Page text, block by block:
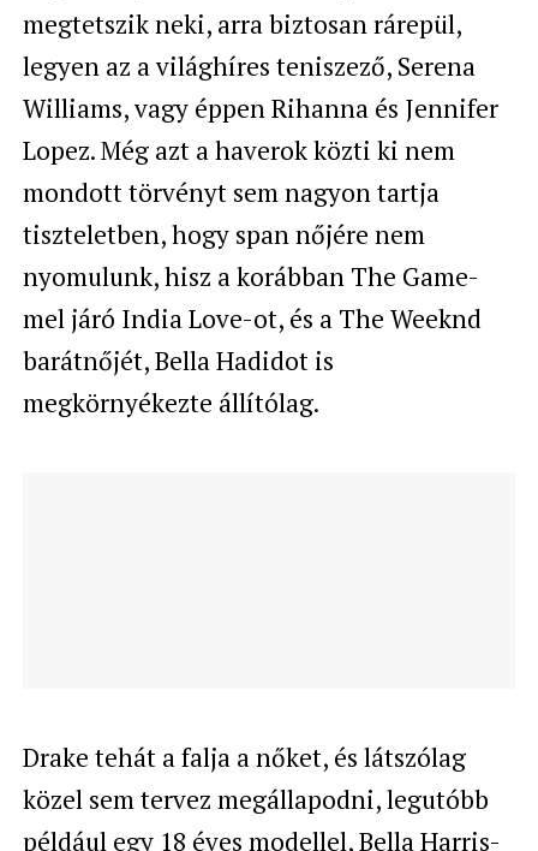
megtetszik neki, arra biztosan rárepül,
legyen az a világhíres teniszező, Serena
Williams, vagy éppen Rihanna és Jennifer
Lopez. Még azt a haverok közti ki nem
mondott törvényt sem nagyon tartja
tiszteletben, hogy span nőjére nem
nyomulunk, hisz a korábban The Game-
mel járó India Love-ot, és a The Weeknd
barátnőjét, Bella Hadidot is
megkörnyékezte állítólag.
Drake tehát a falja a nőket, és látszólag
közel sem tervez megállapodni, legutóbb
például egy 18 éves modellel,Bella Harris-